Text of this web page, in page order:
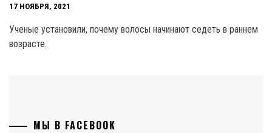
17 НОЯБРЯ, 2021
Ученые установили, почему волосы начинают седеть в раннем
возрасте.
МЫ В FACEBOOK